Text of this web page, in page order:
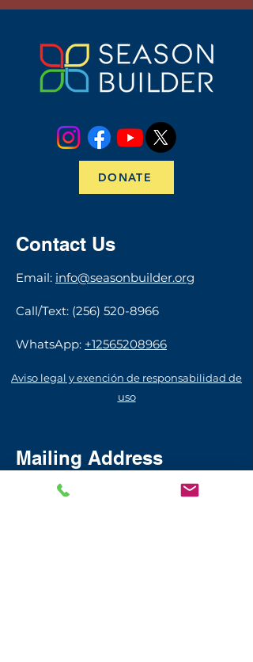
DONATE
Contact Us
​​​Email: info@seasonbuilder.org
Call/Text: (256) 520-8966
WhatsApp: +12565208966
Aviso legal y exención de responsabilidad de
uso
Mailing Address
111 Bienville St.